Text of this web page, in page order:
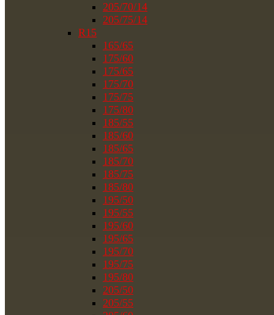
205/70/14
205/75/14
R15
165/65
175/60
175/65
175/70
175/75
175/80
185/55
185/60
185/65
185/70
185/75
185/80
195/50
195/55
195/60
195/65
195/70
195/75
195/80
205/50
205/55